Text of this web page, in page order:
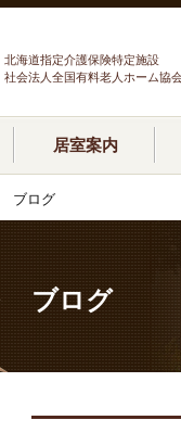
北海道指定介護保険特定施設
社会法人全国有料老人ホーム協
居室案内
ブログ
ブログ